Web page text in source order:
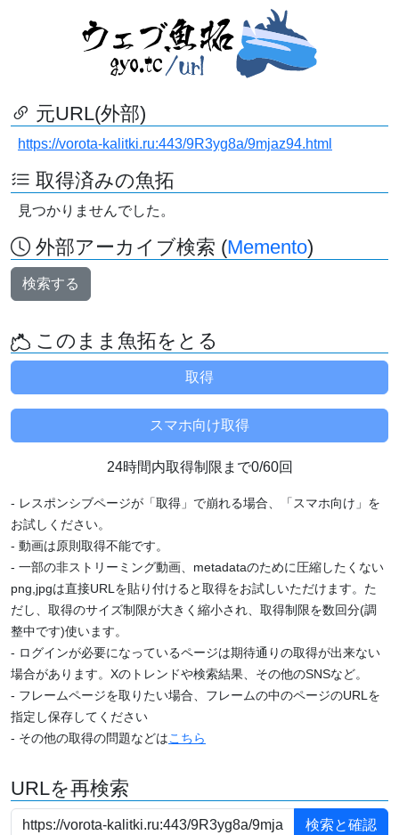
元URL(外部)
https://vorota-kalitki.ru:443/9R3yg8a/9mjaz94.html
取得済みの魚拓
見つかりませんでした。
外部アーカイブ検索 (Memento)
検索する
このまま魚拓をとる
24時間内取得制限まで0/60回
- レスポンシブページが「取得」で崩れる場合、「スマホ向け」を
お試しください。
- 動画は原則取得不能です。
- 一部の非ストリーミング動画、metadataのために圧縮したくない
png,jpgは直接URLを貼り付けると取得をお試しいただけます。た
だし、取得のサイズ制限が大きく縮小され、取得制限を数回分(調
整中です)使います。
- ログインが必要になっているページは期待通りの取得が出来ない
場合があります。Xのトレンドや検索結果、その他のSNSなど。
- フレームページを取りたい場合、フレームの中のページのURLを
指定し保存してください
- その他の取得の問題などはこちら
URLを再検索